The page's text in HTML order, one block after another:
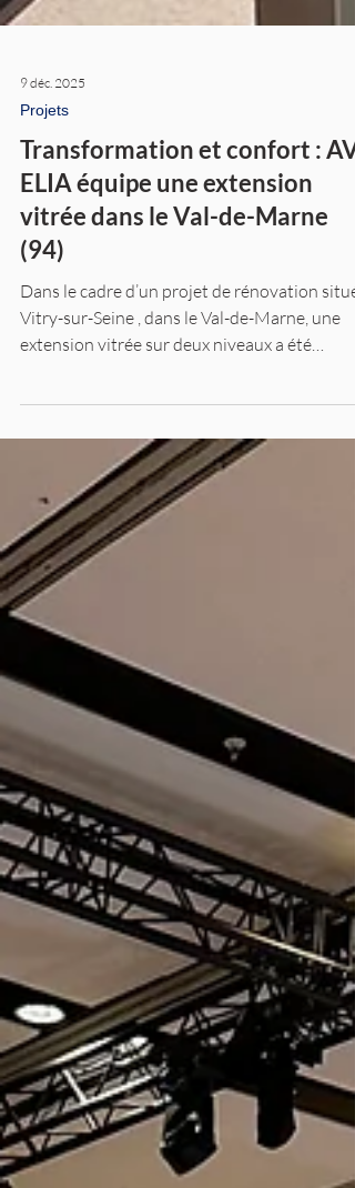
Projets
Transformation et confort : AV
ELIA équipe une extension
vitrée dans le Val-de-Marne
(94)
Dans le cadre d’un projet de rénovation situé
8,3 mm , remplaçant l’ancien simple vitrage 5
mm.Cette décision s’inscrit dans une
de recherche de confort , de valorisation du
bien immobilier et de maîtrise énergétique. 🌡
Un changement immédiat dans le quotidien
Les extensions vitrées sont des espaces
remarquables et lumineux, mais souve